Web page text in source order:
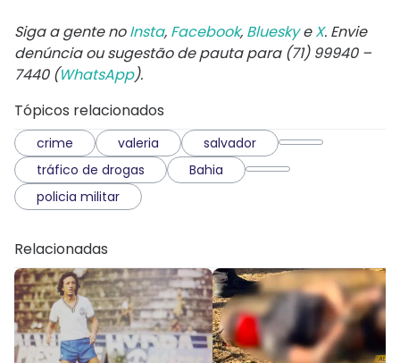
Siga a gente noInsta, Facebook, BlueskyeX. Envie
denúncia ou sugestão de pauta para (71) 99940 –
7440 (WhatsApp).
Tópicos relacionados
crime valeria
salvador
tráfico de drogas
Bahia
policia militar
Relacionadas